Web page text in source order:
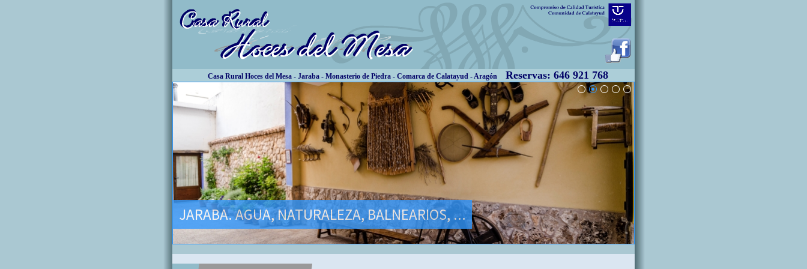
Casa Rural Hoces del Mesa - Jaraba - Monasterio de Piedra - Comarca de Calatayud - Aragón Reservas: 646 921 768
JARABA. AGUA, NATURALEZA, BALNEARIOS, ...